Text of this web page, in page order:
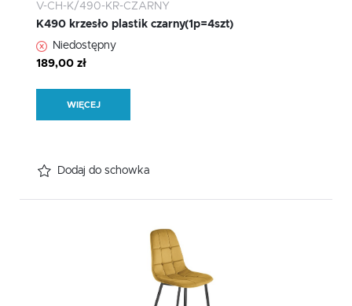
V-CH-K/490-KR-CZARNY
K490 krzesło plastik czarny(1p=4szt)
Niedostępny
189,00 zł
WIĘCEJ
Dodaj do schowka